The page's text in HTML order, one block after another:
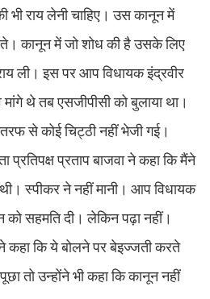
भी राय लेनी चाहिए। उस कानून में
कानून में जो शोध की है उसके लिए
ली। इस पर आप विधायक इंद्रवीर
थे तब एसजीपीसी को बुलाया था।
से कोई चिट्ठी नहीं भेजी गई।
प्रतिपक्ष प्रताप बाजवा ने कहा कि मैंने
स्पीकर ने नहीं मानी। आप विधायक
सहमति दी। लेकिन पढ़ा नहीं।
कहा कि ये बोलने पर बेइज्जती करते
तो उन्होंने भी कहा कि कानून नहीं